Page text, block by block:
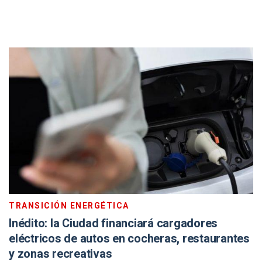
TRANSICIÓN ENERGÉTICA
Inédito: la Ciudad financiará cargadores
eléctricos de autos en cocheras, restaurantes
y zonas recreativas